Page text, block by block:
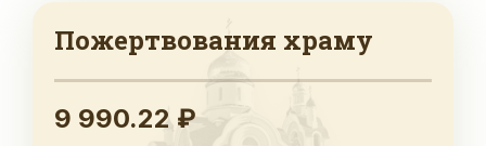
Пожертвования храму
9 990.22 ₽